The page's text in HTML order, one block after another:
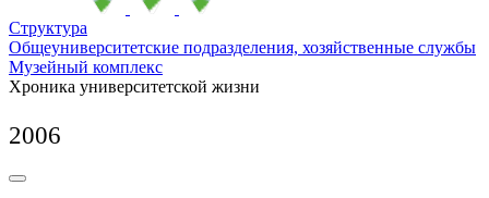
Структура
Общеуниверситетские подразделения, хозяйственные службы
Музейный комплекс
Хроника университетской жизни
2006